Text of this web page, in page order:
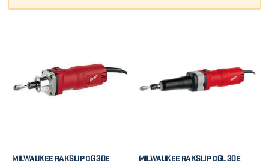
MILWAUKEE RAKSLIP DG 30E MILWAUKEE RAKSLIP DGL 30E